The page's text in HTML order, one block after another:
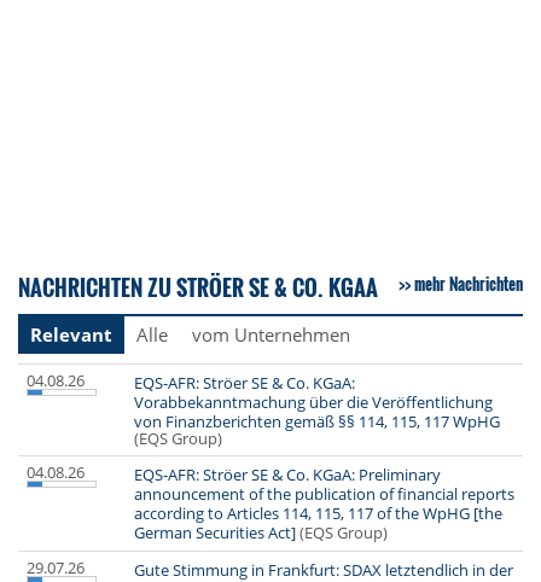
NACHRICHTEN ZU STRÖER SE & CO. KGAA mehr Nachrichten
Relevant Alle vom Unternehmen
04.08.26
EQS-AFR: Ströer SE & Co. KGaA:
Vorabbekanntmachung über die Veröffentlichung
von Finanzberichten gemäß §§ 114, 115, 117 WpHG
(EQS Group)
04.08.26
EQS-AFR: Ströer SE & Co. KGaA: Preliminary
announcement of the publication of financial reports
according to Articles 114, 115, 117 of the WpHG [the
German Securities Act](EQS Group)
29.07.26
Gute Stimmung in Frankfurt: SDAX letztendlich in der